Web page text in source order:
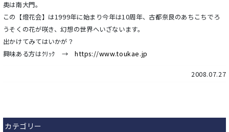
奥は南大門。
この【燈花会】は1999年に始まり今年は10周年、古都奈良のあちこちでろ
うそくの花が咲き、幻想の世界へいざないます。
出かけてみてはいかが？
興味ある方はｸﾘｯｸ → https://www.toukae.jp
2008.07.27
カテゴリー